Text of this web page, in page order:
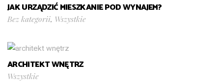
JAK URZĄDZIĆ MIESZKANIE POD WYNAJEM?
Bez kategorii, Wszystkie
ARCHITEKT WNĘTRZ
Wszystkie